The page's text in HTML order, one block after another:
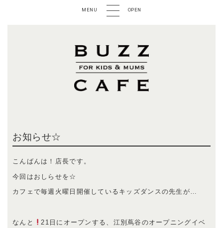
MENU OPEN
お知らせ☆
こんばんは！店長です。
今回はおしらせを☆
カフェで毎週火曜日開催しているキッズダンスの先生が…
なんと
21日にオープンする、江別蔦谷のオープニングイベ